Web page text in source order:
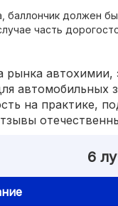
баллончик должен
часть
рынка
автомобильных
на практике,
6